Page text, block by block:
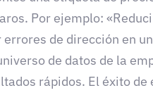
Por ejemplo:
de dirección en
de datos de la
rápidos. El éxito